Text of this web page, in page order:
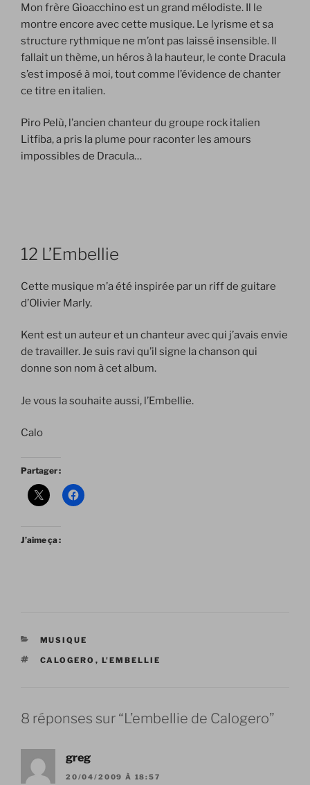
Mon frère Gioacchino est un grand mélodiste. Il le
montre encore avec cette musique. Le lyrisme et sa
structure rythmique ne m’ont pas laissé insensible. Il
fallait un thème, un héros à la hauteur, le conte Dracula
s’est imposé à moi, tout comme l’évidence de chanter
ce titre en italien.
Piro Pelù, l’ancien chanteur du groupe rock italien
Litfiba, a pris la plume pour raconter les amours
impossibles de Dracula…
12 L’Embellie
Cette musique m’a été inspirée par un riff de guitare
d’Olivier Marly.
Kent est un auteur et un chanteur avec qui j’avais envie
de travailler. Je suis ravi qu’il signe la chanson qui
donne son nom à cet album.
Je vous la souhaite aussi, l’Embellie.
Calo
Partager :
J’aime ça :
CATÉGORIES
MUSIQUE
ÉTIQUETTES
CALOGERO , L'EMBELLIE
8 réponses sur “L’embellie de Calogero”
greg
20/04/2009 À 18:57